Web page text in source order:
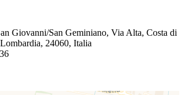
Giovanni/San Geminiano, Via Alta, Costa di
24060, Italia